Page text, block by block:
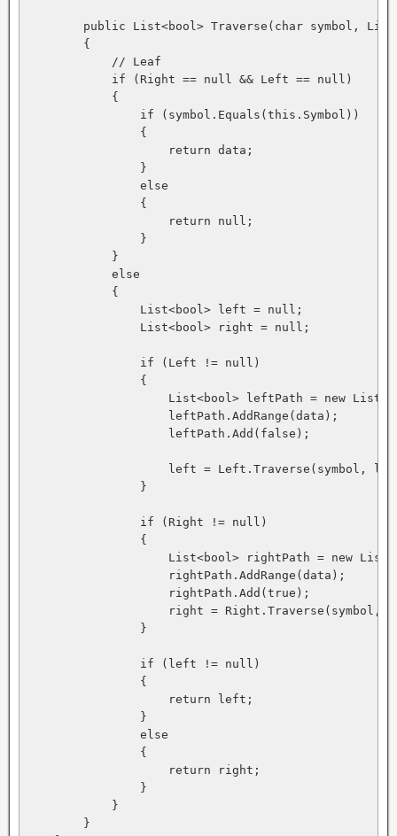
public List<bool> Traverse(char symbol,
        {
            // Leaf
            if (Right == null && Left == null)
            {
                if (symbol.Equals(this.Symbol))
                {
                    return data;
                }
                else
                {
                    return null;
                }
            }
            else
            {
                List<bool> left = null;
                List<bool> right = null;
                if (Left != null)
                {
List<bool> leftPath = new
                    leftPath.AddRange(data);
                    leftPath.Add(false);
left = Left.Traverse(symbol,
                }
                if (Right != null)
                {
List<bool> rightPath = new
                    rightPath.AddRange(data);
                    rightPath.Add(true);
right = Right.Traverse(symbol,
                }
                if (left != null)
                {
                    return left;
                }
                else
                {
                    return right;
                }
            }
        }